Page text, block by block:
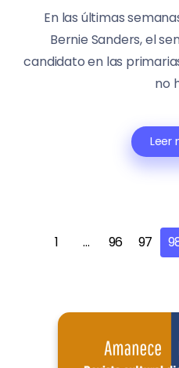
En las últimas
Bernie Sanders, el
candidato en las
no
Leer
1 … 96 97